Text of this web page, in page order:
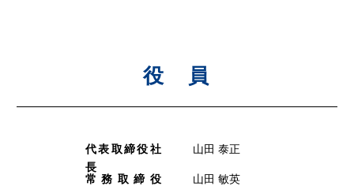
役 員
代表取締役社
長
山田 泰正
常務取締役 山田 敏英